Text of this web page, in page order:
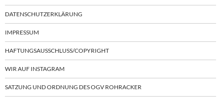
DATENSCHUTZERKLÄRUNG
IMPRESSUM
HAFTUNGSAUSSCHLUSS/COPYRIGHT
WIR AUF INSTAGRAM
SATZUNG UND ORDNUNG DES OGV ROHRACKER